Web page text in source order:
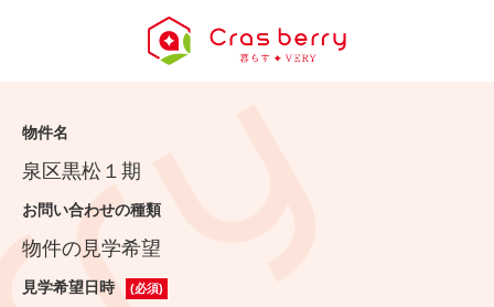
物件名
泉区黒松１期
お問い合わせの種類
物件の見学希望
見学希望日時 (必須)